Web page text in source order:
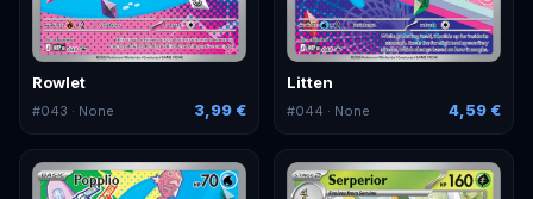
Rowlet
#043 · None 3,99 €
Litten
#044 · None 4,59 €